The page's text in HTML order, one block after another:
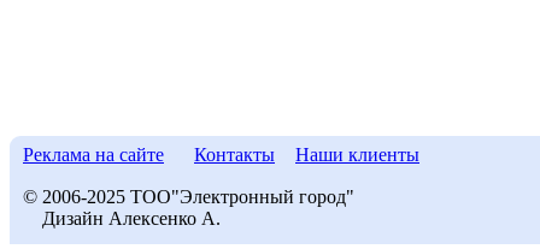
Реклама на сайте Контакты Наши клиенты
© 2006-2025 ТОО"Электронный город"
Дизайн Алексенко А.